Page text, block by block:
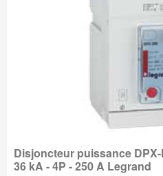
Disjoncteur puissance
36 kA - 4P - 250 A Legrand